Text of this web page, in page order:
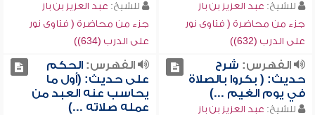
للشيخ: عبد العزيز بن باز
جزء من محاضرة ( فتاوى نور
على الدرب (632))
للشيخ: عبد العزيز بن باز
جزء من محاضرة ( فتاوى نور
على الدرب (634))
الفهرس: شرح
حديث: ( بكروا بالصلاة
في يوم الغيم ...)
للشيخ: عبد العزيز بن باز
الفهرس:الحكم
على حديث: (أول ما
يحاسب عنه العبد من
عمله صلاته ...)